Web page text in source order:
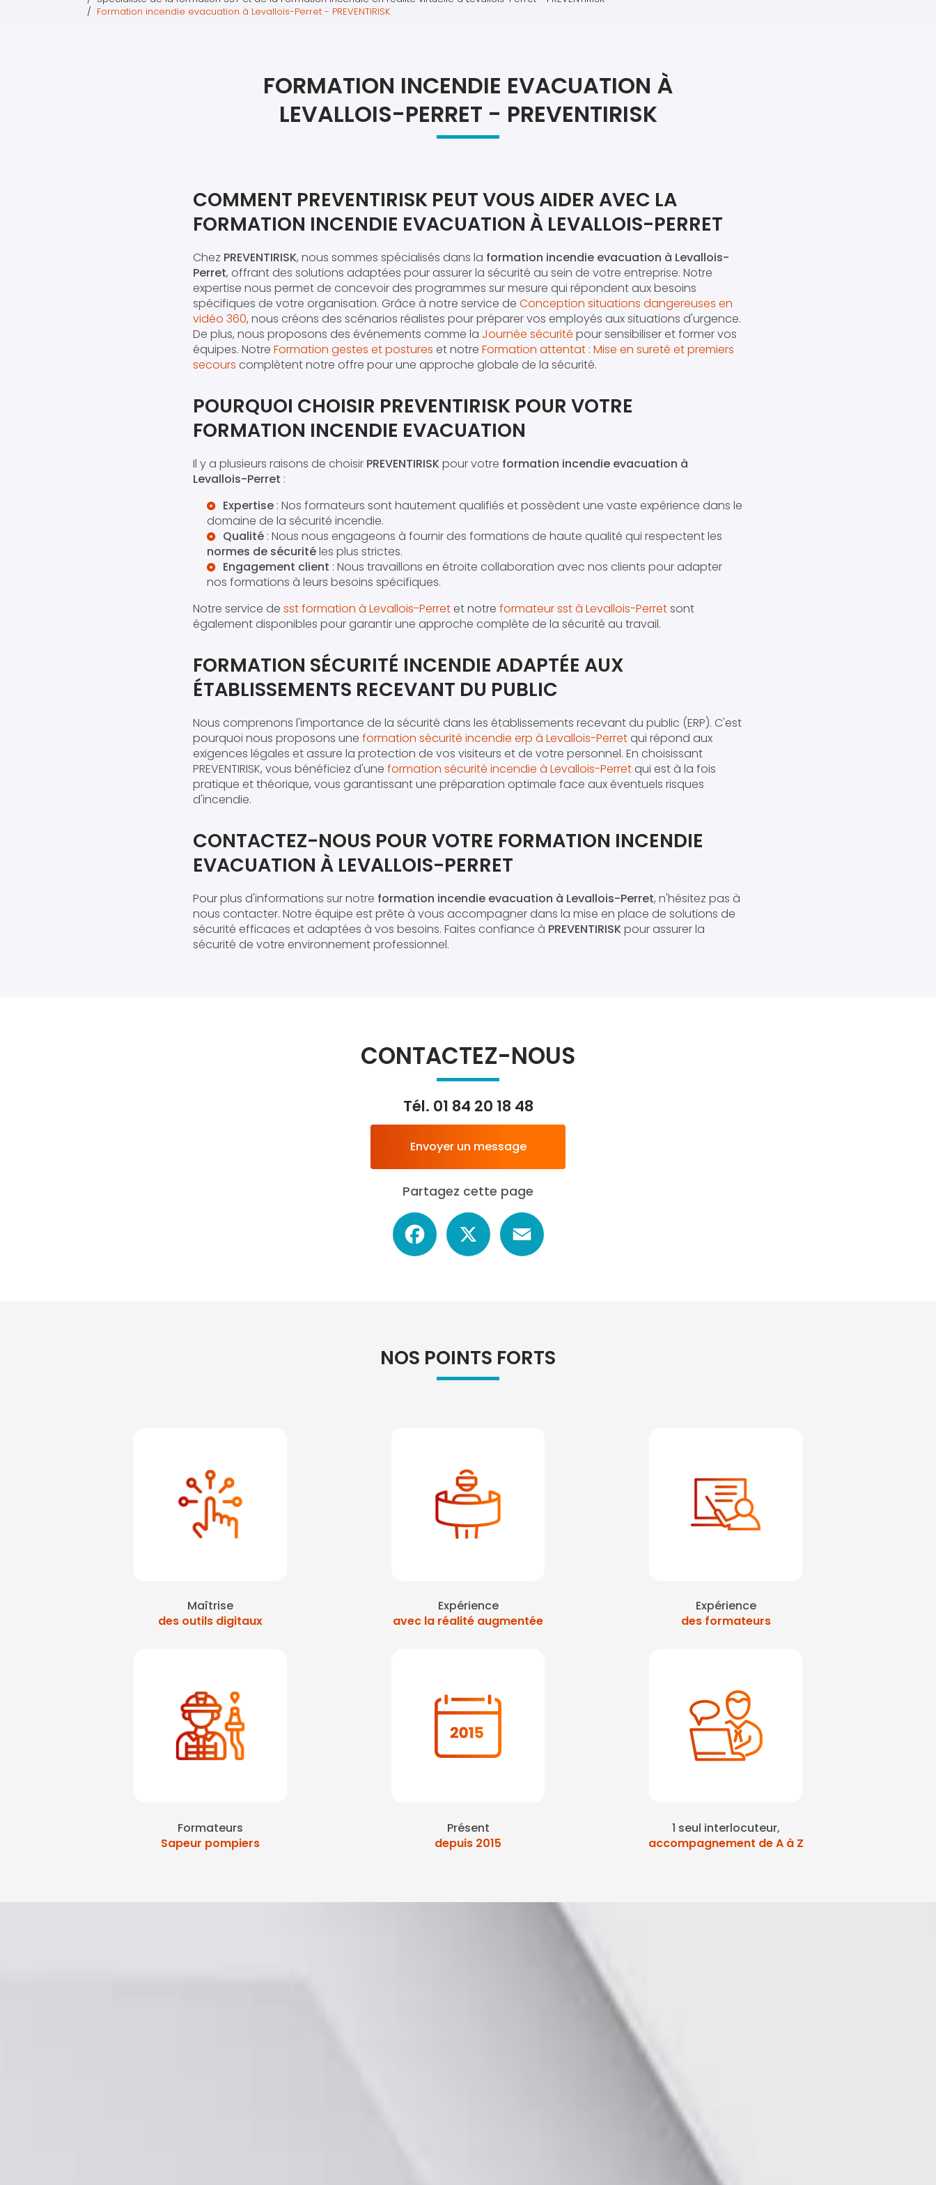
Formation incendie evacuation à Levallois-Perret - PREVENTIRISK
FORMATION INCENDIE EVACUATION À
LEVALLOIS-PERRET - PREVENTIRISK
COMMENT PREVENTIRISK PEUT VOUS AIDER AVEC LA
FORMATION INCENDIE EVACUATION À LEVALLOIS-PERRET
Chez PREVENTIRISK, nous sommes spécialisés dans la formation incendie evacuation à Levallois-
Perret, offrant des solutions adaptées pour assurer la sécurité au sein de votre entreprise. Notre
expertise nous permet de concevoir des programmes sur mesure qui répondent aux besoins
spécifiques de votre organisation. Grâce à notre service de Conception situations dangereuses en
vidéo 360, nous créons des scénarios réalistes pour préparer vos employés aux situations d'urgence.
De plus, nous proposons des événements comme la Journée sécurité pour sensibiliser et former vos
équipes. Notre Formation gestes et postures et notre Formation attentat : Mise en sureté et premiers
secours complètent notre offre pour une approche globale de la sécurité.
POURQUOI CHOISIR PREVENTIRISK POUR VOTRE
FORMATION INCENDIE EVACUATION
Il y a plusieurs raisons de choisir PREVENTIRISKpour votre formation incendie evacuation à
Levallois-Perret :
Expertise : Nos formateurs sont hautement qualifiés et possèdent une vaste expérience dans le
domaine de la sécurité incendie.
Qualité : Nous nous engageons à fournir des formations de haute qualité qui respectent les
normes de sécuritéles plus strictes.
Engagement client : Nous travaillons en étroite collaboration avec nos clients pour adapter
nos formations à leurs besoins spécifiques.
Notre service de sst formation à Levallois-Perretet notre formateur sst à Levallois-Perretsont
également disponibles pour garantir une approche complète de la sécurité au travail.
FORMATION SÉCURITÉ INCENDIE ADAPTÉE AUX
ÉTABLISSEMENTS RECEVANT DU PUBLIC
Nous comprenons l'importance de la sécurité dans les établissements recevant du public (ERP). C'est
pourquoi nous proposons une formation sécurité incendie erp à Levallois-Perretqui répond aux
exigences légales et assure la protection de vos visiteurs et de votre personnel. En choisissant
PREVENTIRISK, vous bénéficiez d'une formation sécurité incendie à Levallois-Perretqui est à la fois
pratique et théorique, vous garantissant une préparation optimale face aux éventuels risques
d'incendie.
CONTACTEZ-NOUS POUR VOTRE FORMATION INCENDIE
EVACUATION À LEVALLOIS-PERRET
Pour plus d'informations sur notre formation incendie evacuation à Levallois-Perret, n'hésitez pas à
nous contacter. Notre équipe est prête à vous accompagner dans la mise en place de solutions de
sécurité efficaces et adaptées à vos besoins. Faites confiance à PREVENTIRISKpour assurer la
sécurité de votre environnement professionnel.
CONTACTEZ-NOUS
Tél. 01 84 20 18 48
Envoyer un message
Partagez cette page
Facebook
NOS POINTS FORTS
Maîtrise
des outils digitaux
Expérience
avec la réalité augmentée
Expérience
des formateurs
Formateurs
Sapeur pompiers
Présent
depuis 2015
1 seul interlocuteur,
accompagnement de A à Z